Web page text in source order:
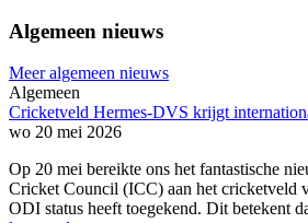
Algemeen nieuws
Meer algemeen nieuws
Algemeen
Cricketveld Hermes-DVS krijgt
wo 20 mei 2026
Op 20 mei bereikte ons het fantastische
Cricket Council (ICC) aan het cricketveld
ODI status heeft toegekend. Dit betekent